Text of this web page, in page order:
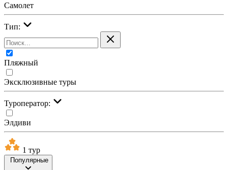
Самолет
Тип:
Пляжный
Эксклюзивные туры
Туроператор:
Элдиви
1 тур
Популярные